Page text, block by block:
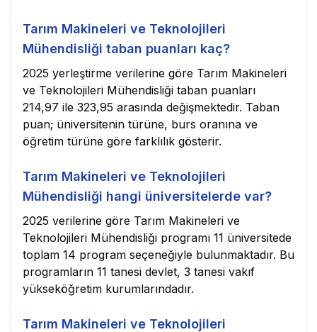
Tarım Makineleri ve Teknolojileri
Mühendisliği taban puanları kaç?
2025 yerleştirme verilerine göre Tarım Makineleri
ve Teknolojileri Mühendisliği taban puanları
214,97 ile 323,95 arasında değişmektedir. Taban
puan; üniversitenin türüne, burs oranına ve
öğretim türüne göre farklılık gösterir.
Tarım Makineleri ve Teknolojileri
Mühendisliği hangi üniversitelerde var?
2025 verilerine göre Tarım Makineleri ve
Teknolojileri Mühendisliği programı 11 üniversitede
toplam 14 program seçeneğiyle bulunmaktadır. Bu
programların 11 tanesi devlet, 3 tanesi vakıf
yükseköğretim kurumlarındadır.
Tarım Makineleri ve Teknolojileri